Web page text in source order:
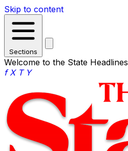
Skip to content
Sections
Welcome to the State Headlines
f X T Y